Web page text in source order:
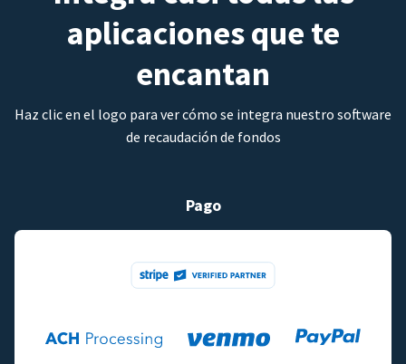
aplicaciones que te
encantan
Haz clic en el logo para ver cómo se integra nuestro software
de recaudación de fondos
Pago